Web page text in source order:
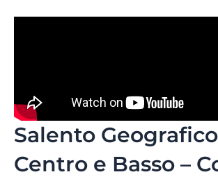
Salento
Centro e Basso –